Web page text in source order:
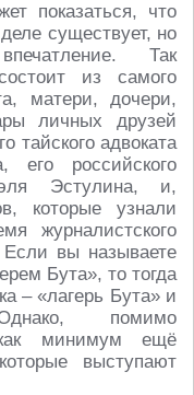
показаться, что
существует, но
Так
из самого
матери, дочери,
личных друзей
тайского адвоката
его российского
Эстулина, и,
которые узнали
журналистского
вы называете
Бута», то тогда
– «лагерь Бута» и
помимо
минимум ещё
выступают